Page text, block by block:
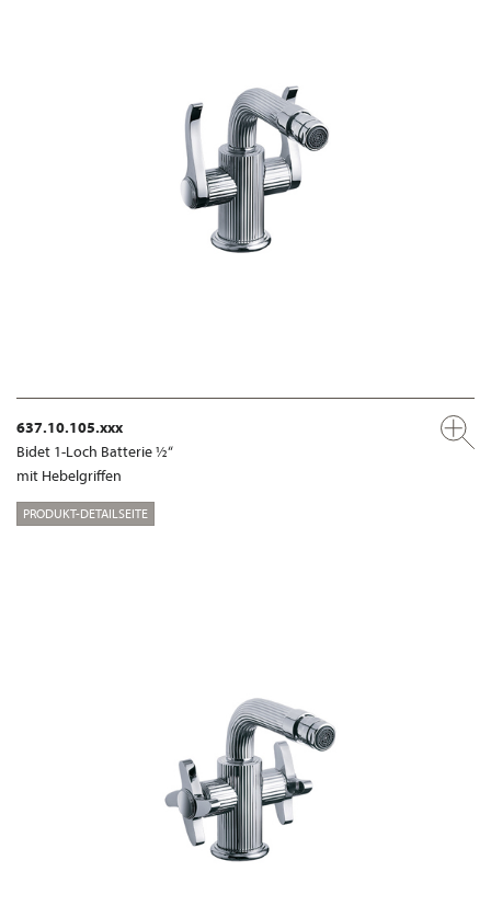
637.10.105.xxx
Bidet 1-Loch Batterie ½“
mit Hebelgriffen
PRODUKT-DETAILSEITE